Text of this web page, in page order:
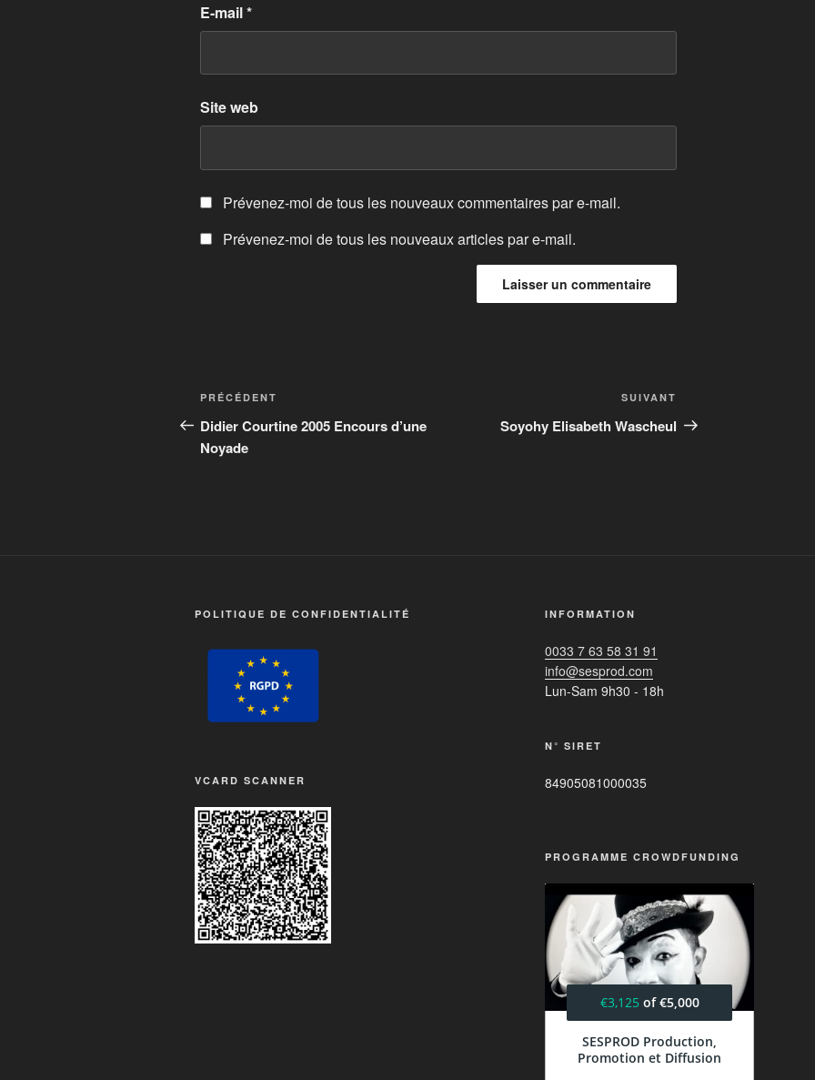
E-mail*
Site web
Prévenez-moi de tous les nouveaux commentaires par e-mail.
Prévenez-moi de tous les nouveaux articles par e-mail.
Navigation
de
l’article
Article
précédent
PRÉCÉDENT
Didier Courtine 2005 Encours d’une
Noyade
suivant
SUIVANT
Soyohy Elisabeth Wascheul
POLITIQUE DE CONFIDENTIALITÉ
VCARD SCANNER
INFORMATION
0033 7 63 58 31 91
info@sesprod.com
Lun-Sam 9h30 - 18h
N° SIRET
84905081000035
PROGRAMME CROWDFUNDING